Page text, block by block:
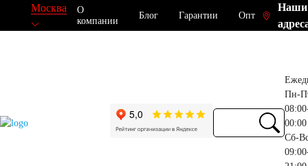
Москва
О
компании
Блог Гарантии Опт
Наши
Пн-
00:00
Сб-